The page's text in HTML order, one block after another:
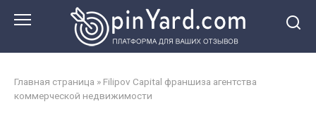
Главная страница » Filipov Capital франшиза агентства
коммерческой недвижимости